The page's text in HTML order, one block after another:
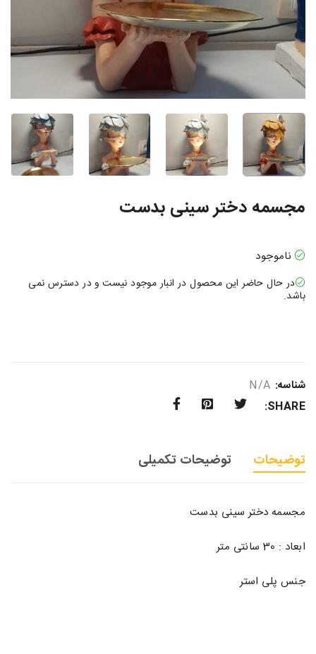
مجسمه دختر سینی بدست
ناموجود
در حال حاضر این محصول در انبار موجود نیست و در دسترس نمی
باشد.
شناسه: N/A
SHARE:
توضیحات توضیحات تکمیلی
مجسمه دختر سینی بدست
ابعاد : 30 سانتی متر
جنس پلی استر